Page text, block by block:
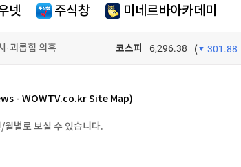
넷 주식창 미네르바아카데미
20만명 하회
·괴롭힘 의혹 코스피 6,296.38 ( 301.88
전체뉴스
- WOWTV.co.kr Site Map)
별로 보실 수 있습니다.